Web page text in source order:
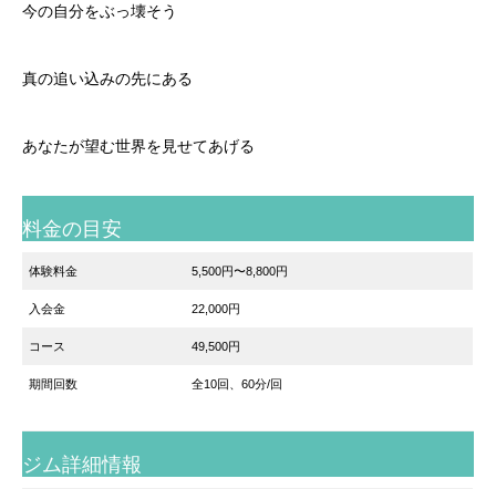
今の自分をぶっ壊そう
真の追い込みの先にある
あなたが望む世界を見せてあげる
料金の目安
体験料金 5,500円〜8,800円
入会金 22,000円
コース 49,500円
期間回数 全10回、60分/回
ジム詳細情報